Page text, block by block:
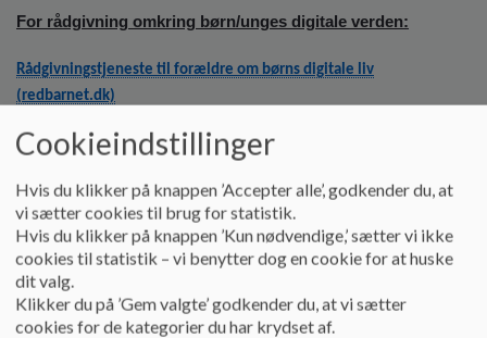
For rådgivning omkring børn/unges digitale verden:
Rådgivningstjeneste til forældre om børns digitale liv
(redbarnet.dk)
En guide målrettet forældre til 7-12-årige børn:
TALER DU MED DIT BARN OM YOUTUBE? Medierådet har lavet en
guide til forældre om dette emne:
Taler du med dit barn om YouTube?
TALER DU MED DIT BARN OM UBEHAGELIGE OPLEVELSER PÅ NETTET?
Denne side indeholder mange gode råd og svar på nogle af de
Cookieindstillinger
Hvis du klikker på knappen ’Accepter alle’, godkender du, at
vi sætter cookies til brug for statistik.
Hvis du klikker på knappen ’Kun nødvendige,’ sætter vi ikke
cookies til statistik – vi benytter dog en cookie for at huske
dit valg.
Klikker du på ’Gem valgte’ godkender du, at vi sætter
cookies for de kategorier du har krydset af.